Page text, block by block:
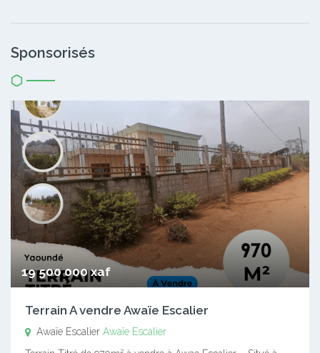
Sponsorisés
19 500 000 xaf
Terrain A vendre Awaïe Escalier
Awaïe Escalier Awaïe Escalier